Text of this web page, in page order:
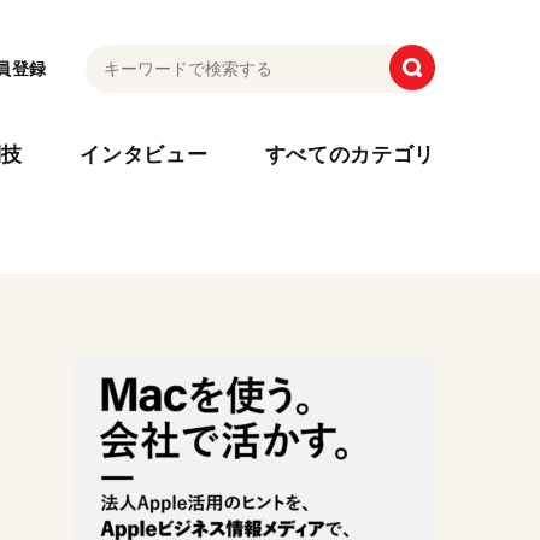
登録
インタビュー すべてのカテゴリ